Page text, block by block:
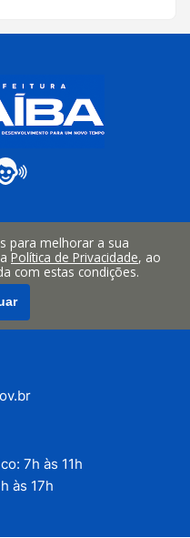
n° 335, Centro
000
7h às 11h
às 17h
para melhorar a sua
Política de Privacidade, ao
com estas condições.